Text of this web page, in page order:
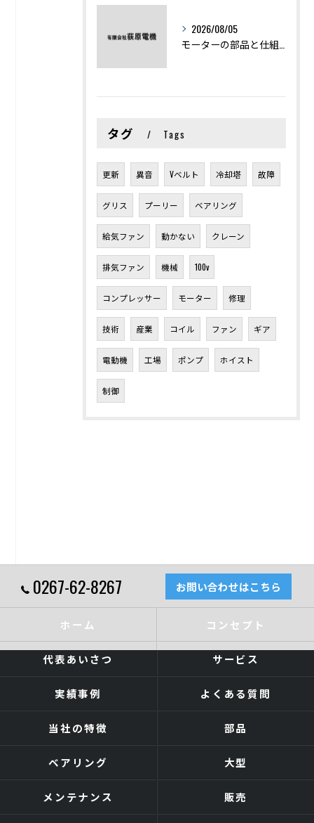
2026/08/05
タグ Tags
更新 異音 Vベルト 冷却塔 故障
グリス プーリー ベアリング
給気ファン 動かない クレーン
排気ファン 機械 100v
コンプレッサー モーター 修理
技術 産業 コイル ファン ギア
電動機 工場 ポンプ ホイスト
制御
0267-62-8267 お問い合わせはこちら
ホーム コンセプト
代表あいさつ サービス
実績事例 よくある質問
当社の特徴 部品
ベアリング 大型
メンテナンス 販売